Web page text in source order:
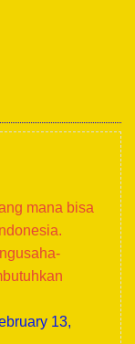
mana bisa
13,